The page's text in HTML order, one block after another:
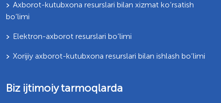
Axborot-kutubxona resurslari bilan xizmat ko‘rsatish
bo‘limi
Elektron-axborot resurslari bo‘limi
Xorijiy axborot-kutubxona resurslari bilan ishlash bo‘limi
Biz ijtimoiy tarmoqlarda